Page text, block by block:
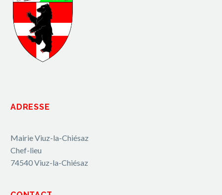
ADRESSE
Mairie Viuz-la-Chiésaz
Chef-lieu
74540 Viuz-la-Chiésaz